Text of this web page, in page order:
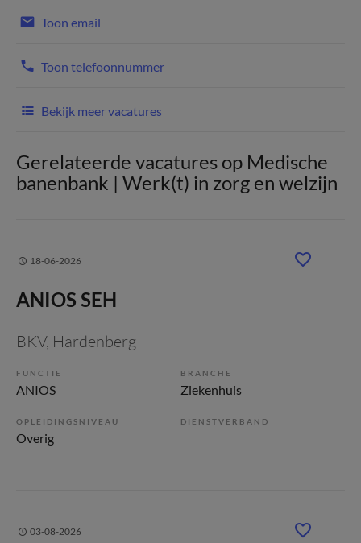
Toon email
Toon telefoonnummer
Bekijk meer vacatures
Gerelateerde vacatures op Medische
banenbank | Werk(t) in zorg en welzijn
18-06-2026
ANIOS SEH
BKV, Hardenberg
FUNCTIE
ANIOS
BRANCHE
Ziekenhuis
OPLEIDINGSNIVEAU
Overig
DIENSTVERBAND
03-08-2026